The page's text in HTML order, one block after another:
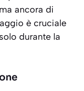
ancora di
è cruciale
durante la